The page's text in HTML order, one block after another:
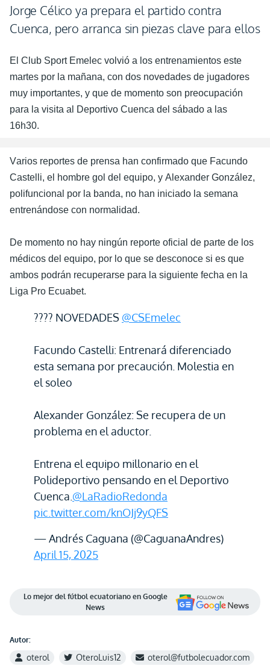
Jorge Célico ya prepara el partido contra
Cuenca, pero arranca sin piezas clave para ellos
El Club Sport Emelec volvió a los entrenamientos este
martes por la mañana, con dos novedades de jugadores
muy importantes, y que de momento son preocupación
para la visita al Deportivo Cuenca del sábado a las
16h30.
Varios reportes de prensa han confirmado que Facundo
Castelli, el hombre gol del equipo, y Alexander González,
polifuncional por la banda, no han iniciado la semana
entrenándose con normalidad.
De momento no hay ningún reporte oficial de parte de los
médicos del equipo, por lo que se desconoce si es que
ambos podrán recuperarse para la siguiente fecha en la
Liga Pro Ecuabet.
???? NOVEDADES @CSEmelec
Facundo Castelli: Entrenará diferenciado
esta semana por precaución. Molestia en
el soleo
Alexander González: Se recupera de un
problema en el aductor.
Entrena el equipo millonario en el
Polideportivo pensando en el Deportivo
Cuenca. @LaRadioRedonda
pic.twitter.com/knOJj9yQFS
— Andrés Caguana (@CaguanaAndres)
April 15, 2025
Lo mejor del fútbol ecuatoriano en Google
News
Autor:
oterol OteroLuis12 oterol@futbolecuador.com